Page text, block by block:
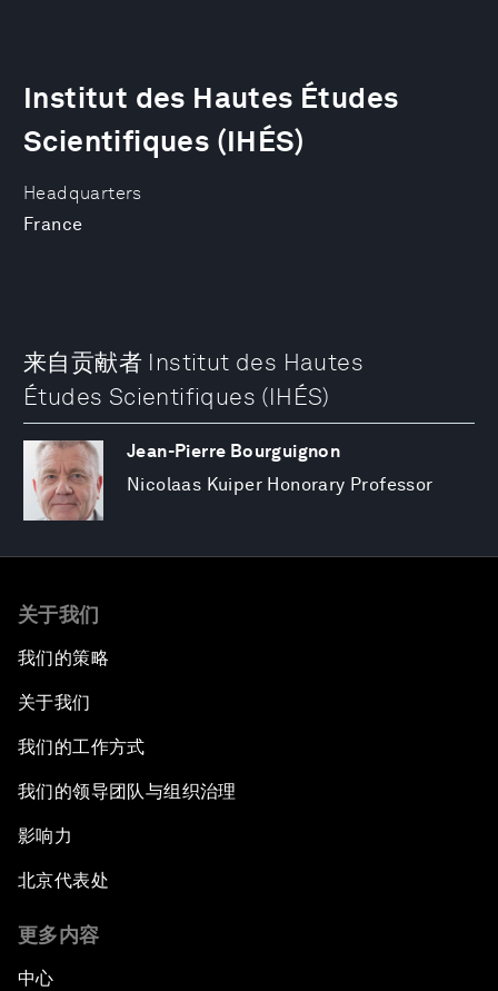
Headquarters
France
Institut des Hautes Études
Scientifiques (IHÉS)
来自贡献者 Institut des Hautes
Études Scientifiques (IHÉS)
Jean-Pierre Bourguignon
Nicolaas Kuiper Honorary Professor
关于我们
我们的策略
关于我们
我们的工作方式
我们的领导团队与组织治理
影响力
北京代表处
更多内容
中心